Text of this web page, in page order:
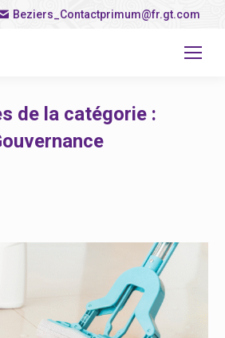
Beziers_Contactprimum@fr.gt.com
de la catégorie :